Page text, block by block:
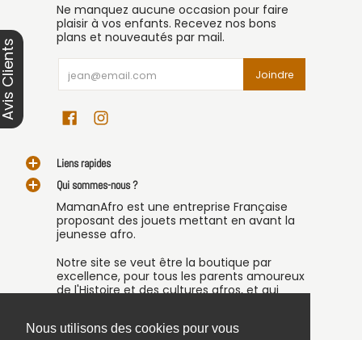
Nous utilisons des cookies pour vous
Ne manquez aucune occasion pour faire
plaisir à vos enfants. Recevez nos bons
plans et nouveautés par mail.
Joindre
Liens rapides
Qui sommes-nous ?
MamanAfro est une entreprise Française
proposant des jouets mettant en avant la
jeunesse afro.
Notre site se veut être la boutique par
excellence, pour tous les parents amoureux
de l'Histoire et des cultures afros, et qui